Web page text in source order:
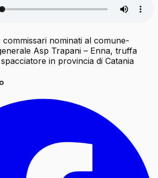
commissari nominati al comune-
Asp Trapani – Enna, truffa
in provincia di Catania